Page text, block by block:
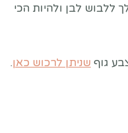
ללבוש לבן ולהיות הכי
גוף שניתן לרכוש כאן.